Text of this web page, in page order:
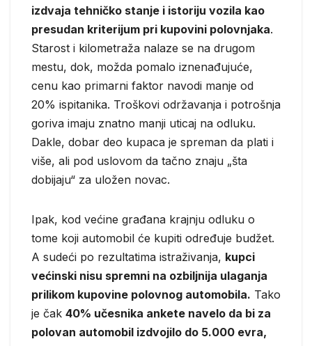
izdvaja tehničko stanje i istoriju vozila kao
presudan kriterijum pri kupovini polovnjaka.
Starost i kilometraža nalaze se na drugom
mestu, dok, možda pomalo iznenađujuće,
cenu kao primarni faktor navodi manje od
20% ispitanika. Troškovi održavanja i potrošnja
goriva imaju znatno manji uticaj na odluku.
Dakle, dobar deo kupaca je spreman da plati i
više, ali pod uslovom da tačno znaju „šta
dobijaju“ za uložen novac.
Ipak, kod većine građana krajnju odluku o
tome koji automobil će kupiti određuje budžet.
A sudeći po rezultatima istraživanja, kupci
većinski nisu spremni na ozbiljnija ulaganja
prilikom kupovine polovnog automobila. Tako
je čak 40% učesnika ankete navelo da bi za
polovan automobil izdvojilo do 5.000 evra,